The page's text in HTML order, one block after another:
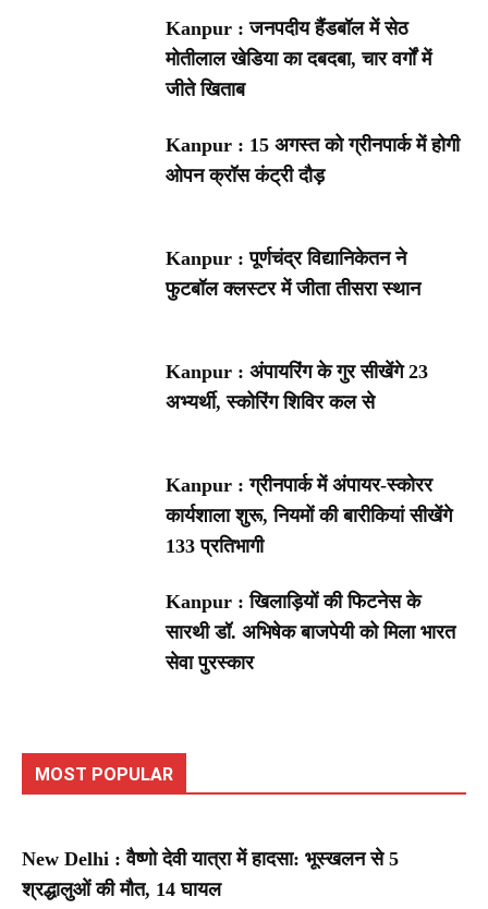
Kanpur : जनपदीय हैंडबॉल में सेठ
मोतीलाल खेडिया का दबदबा, चार वर्गों में
जीते खिताब
Kanpur : 15 अगस्त को ग्रीनपार्क में होगी
ओपन क्रॉस कंट्री दौड़
Kanpur : पूर्णचंद्र विद्यानिकेतन ने
फुटबॉल क्लस्टर में जीता तीसरा स्थान
Kanpur : अंपायरिंग के गुर सीखेंगे 23
अभ्यर्थी, स्कोरिंग शिविर कल से
Kanpur : ग्रीनपार्क में अंपायर-स्कोरर
कार्यशाला शुरू, नियमों की बारीकियां सीखेंगे
133 प्रतिभागी
Kanpur : खिलाड़ियों की फिटनेस के
सारथी डॉ. अभिषेक बाजपेयी को मिला भारत
सेवा पुरस्कार
MOST POPULAR
New Delhi : वैष्णो देवी यात्रा में हादसा: भूस्खलन से 5
श्रद्धालुओं की मौत, 14 घायल